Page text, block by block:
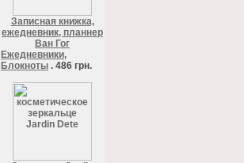
Записная книжка,
ежедневник, планнер
Ван Гог
Ежедневники,
Блокноты . 486 грн.